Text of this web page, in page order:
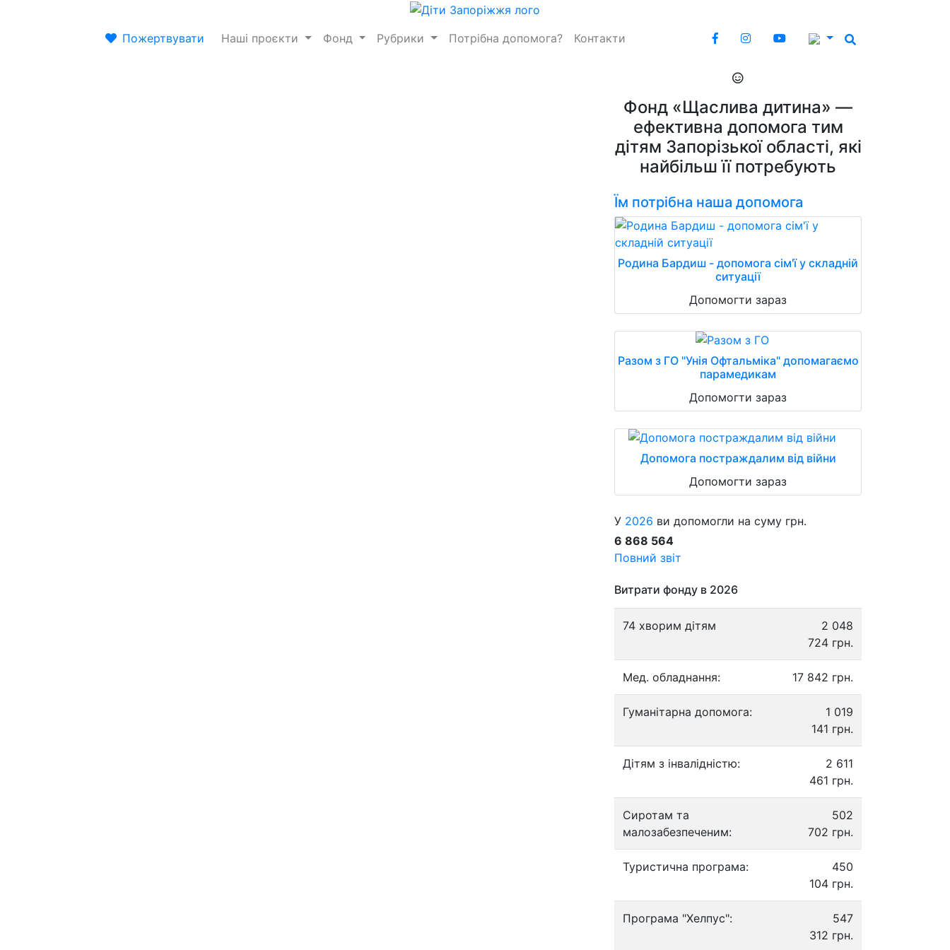
Пожертвувати Наші проєкти Фонд Рубрики Потрібна допомога? Контакти
Фонд «Щаслива дитина» —
ефективна допомога тим
дітям Запорізької області, які
найбільш її потребують
Їм потрібна наша допомога
Родина Бардиш - допомога сім'ї у складній
ситуації
Допомогти зараз
Разом з ГО "Унія Офтальміка" допомагаємо
парамедикам
Допомогти зараз
Допомога постраждалим від війни
Допомогти зараз
У 2026 ви допомогли на суму грн.
6 868 564
Повний звіт
Витрати фонду в 2026
74 хворим дітям
2 048
724 грн.
Мед. обладнання: 17 842 грн.
Гуманітарна допомога:
1 019
141 грн.
Дітям з інвалідністю:
2 611
461 грн.
Сиротам та
малозабезпеченим:
502
702 грн.
Туристична програма:
450
104 грн.
Програма "Хелпус":
547
312 грн.